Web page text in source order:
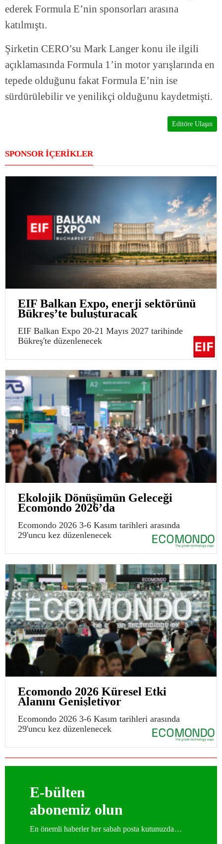
ederek Formula E’nin sponsorları arasına
katılmıştı.
Şirketin CERO’su Mark Langer konu ile ilgili
açıklamasında Formula 1’in motor yarışlarında en
tepede olduğunu fakat Formula E’nin ise
sürdürülebilir ve yenilikçi olduğunu kaydetmişti.
Editöre Ulaşın
SPONSOR İÇERİKLER
EIF Balkan Expo, enerji sektörünü
Bükreş’te buluşturacak
EIF Balkan Expo 20-21 Mayıs 2027 tarihinde
Bükreş'te düzenlenecek
Ekolojik Dönüşümün Geleceği
Ecomondo 2026’da
Ecomondo 2026 3-6 Kasım tarihleri arasında
29'uncu kez düzenlenecek
Ecomondo 2026 Küresel Etki
Alanını Genişletiyor
Ecomondo 2026 3-6 Kasım tarihleri arasında
29'uncu kez düzenlenecek
E-bülten
abonemiz olun
En önemli haberler her sabah posta kutunuzda…